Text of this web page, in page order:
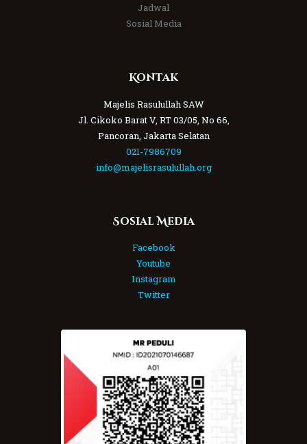
Jadwal
Sosial Media
Kontak
Majelis Rasulullah SAW
Jl. Cikoko Barat V, RT 03/05, No 66,
Pancoran, Jakarta Selatan
021-7986709
info@majelisrasulullah.org
Sosial Media
Facebook
Youtube
Instagram
Twitter